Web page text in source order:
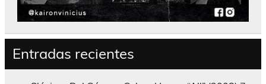
Entradas recientes